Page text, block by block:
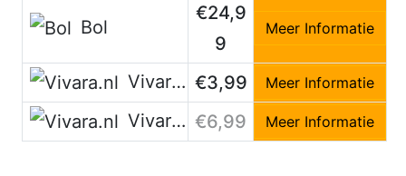
Bol
€24,9
9
Meer Informatie
Vivara.nl €3,99 Meer Informatie
Vivara.nl €6,99 Meer Informatie